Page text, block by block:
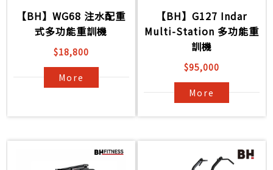
【BH】WG68 注水配重
式多功能重訓機
$18,800
More
【BH】G127 Indar
Multi-Station 多功能重
訓機
$95,000
More